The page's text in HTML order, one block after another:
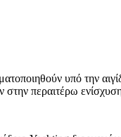
υπό την
στην περαιτέρω